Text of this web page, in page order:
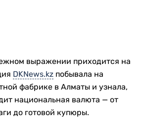
выражении приходится на
DKNews.kz побывала на
фабрике в Алматы и узнала,
национальная валюта — от
до готовой купюры.